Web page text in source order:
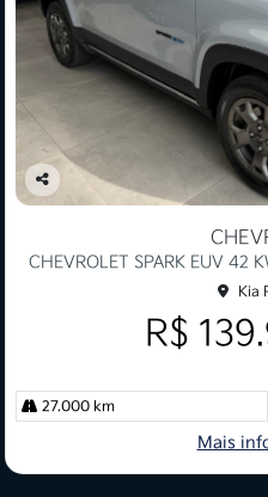
Co
lhe
CHEVROLET SPARK EUV 42
Kia
R$
27.000 km
Mais